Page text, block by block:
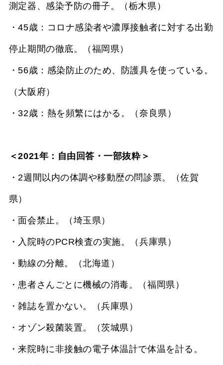
測定器、感染予防の冊子。（栃木県）
・45歳：コロナ感染者や濃厚接触者に対する出勤
停止期間の徹底。（福岡県）
・56歳：感染防止のため、防護具を使っている。
（大阪府）
・32歳：熱を頻繁にはかる。（奈良県）
＜2021年：自由回答・一部抜粋＞
・2週間以内の体調や移動歴の問診票。（佐賀
県）
・面会禁止。（埼玉県）
・入院時のPCR検査の実施。（兵庫県）
・動線の分離。（北海道）
・患者さんごとに機械の消毒。（福岡県）
・雑誌を置かない。（兵庫県）
・オゾン殺菌装置。（茨城県）
・来院時に非接触の電子体温計で体温を計る。